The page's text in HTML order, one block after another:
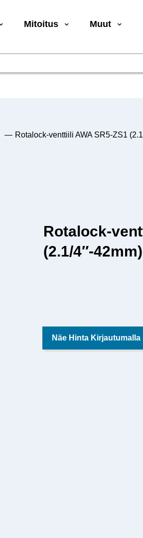
Mitoitus Muut
— Rotalock-venttiili AWA SR5-ZS1
Rotalock-
(2.1/4″-42mm)
Näe Hinta Kirjautumalla